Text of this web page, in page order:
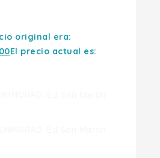
original era:
El precio actual es: